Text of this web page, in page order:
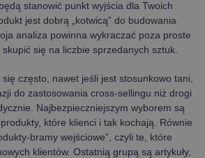
stanowić punkt wyjścia dla Twoich
jest dobrą „kotwicą” do budowania
analiza powinna wykraczać poza proste
się na liczbie sprzedanych sztuk.
często, nawet jeśli jest stosunkowo tani,
do zastosowania cross-sellingu niż drogi
Najbezpieczniejszym wyborem są
które klienci i tak kochają. Równie
bramy wejściowe”, czyli te, które
klientów. Ostatnią grupą są artykuły,